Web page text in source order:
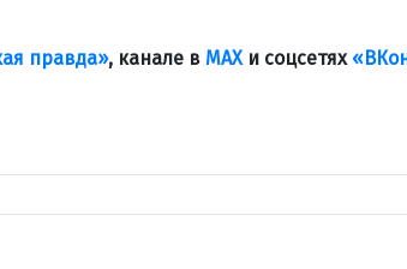
правда», канале в МАХи соцсетях